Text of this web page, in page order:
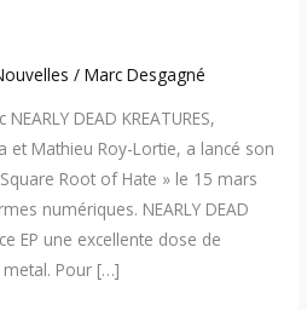
/Marc Desgagné
DEAD KREATURES,
et Mathieu Roy-Lortie, a lancé son
Root of Hate » le 15 mars
numériques. NEARLY DEAD
EP une excellente dose de
Pour […]